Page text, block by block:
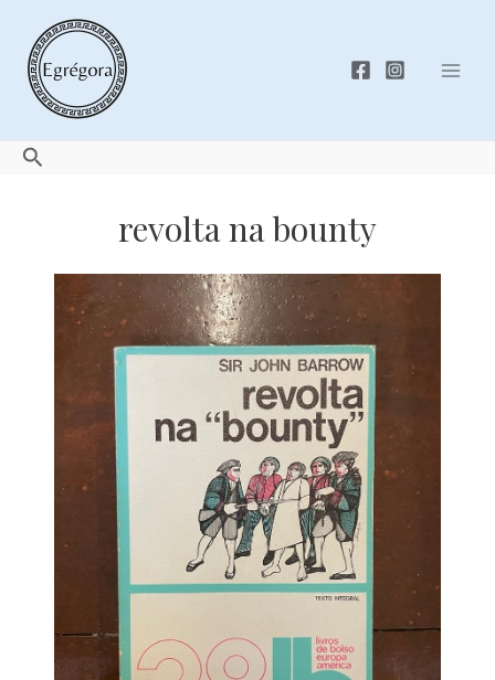
content
Search
revolta na bounty